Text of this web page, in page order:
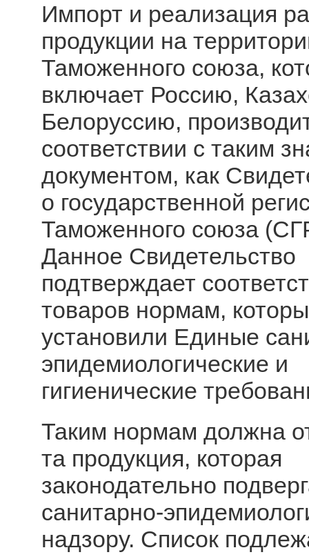
Импорт и реализация
продукции на
Таможенного союза,
включает Россию,
Белоруссию,
соответствии с таким
документом, как
о государственной
Таможенного союза
Данное Свидетельство
подтверждает
товаров нормам,
установили Единые
эпидемиологические и
гигиенические
Таким нормам должна
та продукция, которая
законодательно
санитарно-
надзору. Список